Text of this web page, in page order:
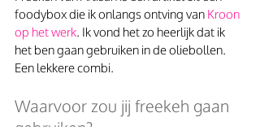
foodybox die ik onlangs ontving van Kroon
op het werk. Ik vond het zo heerlijk dat ik
het ben gaan gebruiken in de oliebollen.
Een lekkere combi.
Waarvoor zou jij freekeh gaan
gebruiken?